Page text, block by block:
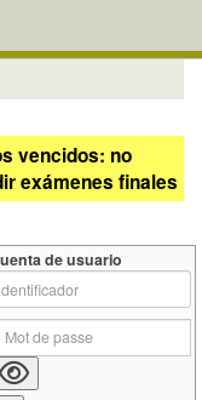
vencidos: no
exámenes finales
de usuario